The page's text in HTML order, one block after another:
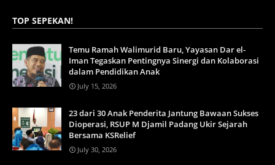
TOP SEPEKAN!
Temu Ramah Walimurid Baru, Yayasan Dar el-
Iman Tegaskan Pentingnya Sinergi dan Kolaborasi
dalam Pendidikan Anak
July 15, 2026
23 dari 30 Anak Penderita Jantung Bawaan Sukses
Dioperasi, RSUP M Djamil Padang Ukir Sejarah
Bersama KSRelief
July 30, 2026